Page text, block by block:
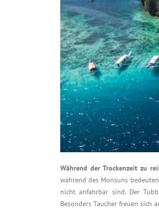
Während der Trockenzeit zu
während des Monsuns
nicht anfahrbar sind. Der
Besonders Taucher freuen sich